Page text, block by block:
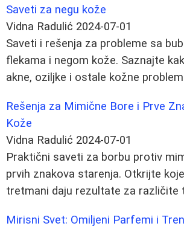
Saveti za negu kože
Vidna Radulić 2024-07-01
Saveti i rešenja za probleme sa
flekama i negom kože. Saznajte
akne, oziljke i ostale kožne
Rešenja za Mimične Bore i Prve
Kože
Vidna Radulić 2024-07-01
Praktični saveti za borbu protiv
prvih znakova starenja. Otkrijte
tretmani daju rezultate za različite
Mirisni Svet: Omiljeni Parfemi i